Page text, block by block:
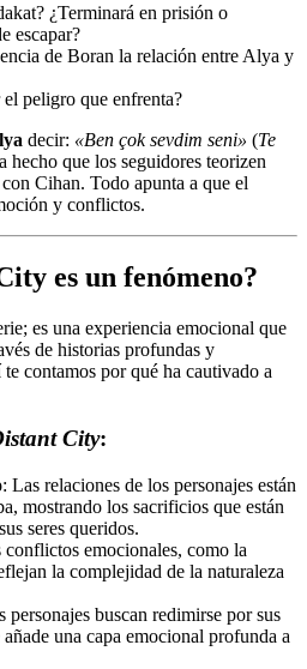
¿Terminará en prisión o
escapar?
de Boran la relación entre Alya y
peligro que enfrenta?
decir: «Ben çok sevdim seni» (Te
hecho que los seguidores teorizen
Cihan. Todo apunta a que el
y conflictos.
es un fenómeno?
es una experiencia emocional que
de historias profundas y
contamos por qué ha cautivado a
City:
: Las relaciones de los personajes están
mostrando los sacrificios que están
seres queridos.
conflictos emocionales, como la
la complejidad de la naturaleza
personajes buscan redimirse por sus
una capa emocional profunda a